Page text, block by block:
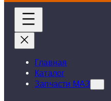
Главная
Каталог
Запчасти МАЗ